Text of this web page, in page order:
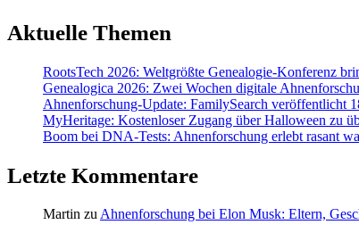
Aktuelle Themen
RootsTech 2026: Weltgrößte Genealogie-Konferenz
Genealogica 2026: Zwei Wochen digitale
Ahnenforschung-Update: FamilySearch veröffentlicht
MyHeritage: Kostenloser Zugang über Halloween zu
Boom bei DNA-Tests: Ahnenforschung erlebt rasant
Letzte Kommentare
Martin zu Ahnenforschung bei Elon Musk: Eltern,